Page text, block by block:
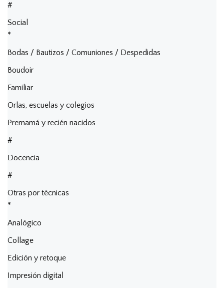
#
Social
*
Bodas / Bautizos / Comuniones / Despedidas
Boudoir
Familiar
Orlas, escuelas y colegios
Premamá y recién nacidos
#
Docencia
#
Otras por técnicas
*
Analógico
Collage
Edición y retoque
Impresión digital